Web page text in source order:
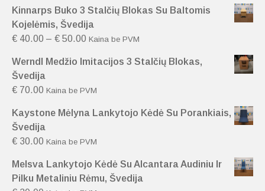
Kinnarps Buko 3 Stalčių Blokas Su Baltomis
Kojelėmis, Švedija
€ 40.00 – € 50.00 Kaina be PVM
Werndl Medžio Imitacijos 3 Stalčių Blokas,
Švedija
€ 70.00 Kaina be PVM
Kaystone Mėlyna Lankytojo Kėdė Su Porankiais,
Švedija
€ 30.00 Kaina be PVM
Melsva Lankytojo Kėdė Su Alcantara Audiniu Ir
Pilku Metaliniu Rėmu, Švedija